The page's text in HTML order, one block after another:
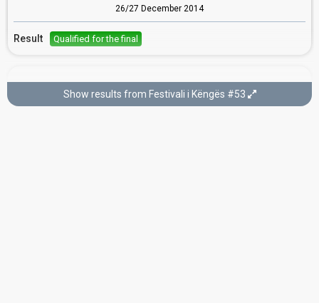
26/27 December 2014
Result Qualified for the final
Final
Show results from Festivali i Këngës #53